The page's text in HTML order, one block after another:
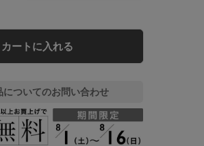
カートに入れる
についてのお問い合わせ